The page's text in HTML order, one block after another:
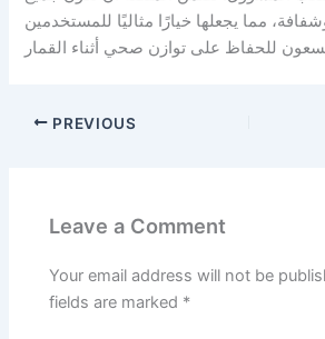
مما يجعلها خيارًا مثاليًا للمستخدمين
PREVIOUS
Leave a Comment
Your email address will not be
fields are marked *